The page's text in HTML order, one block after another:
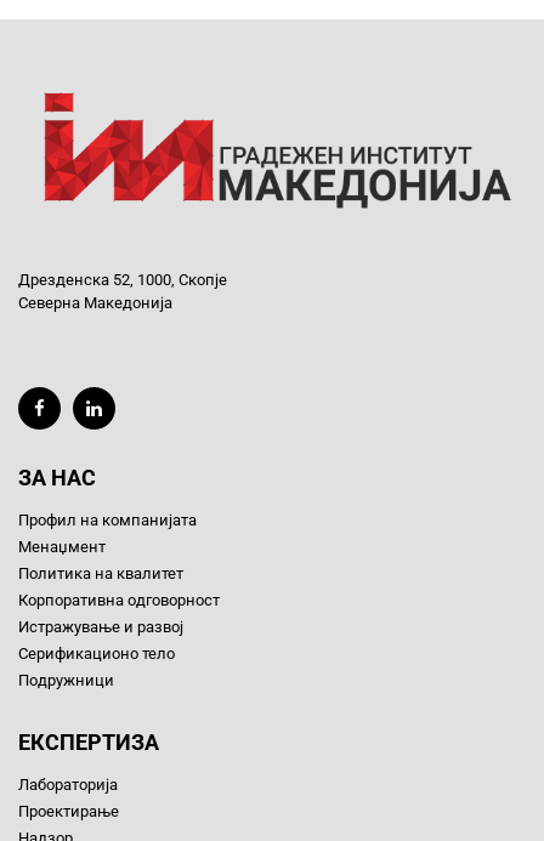
Дрезденска 52, 1000, Скопје
Северна Македонија
ЗА НАС
Профил на компанијата
Менаџмент
Политика на квалитет
Корпоративна одговорност
Истражување и развој
Серификационо тело
Подружници
ЕКСПЕРТИЗА
Лабораторија
Проектирање